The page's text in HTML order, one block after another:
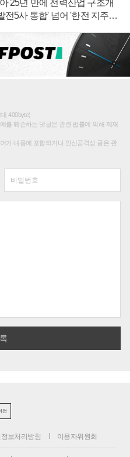
25년 만에 전력산업 구조개
전5사 통합' 넘어 '한전 지주사'
400byte)
를 훼손하는 댓글은 관련 법률에 의해 제재
가 내용에 포함되거나 인신공격성 글은 관
전
보처리방침 이용자위원회